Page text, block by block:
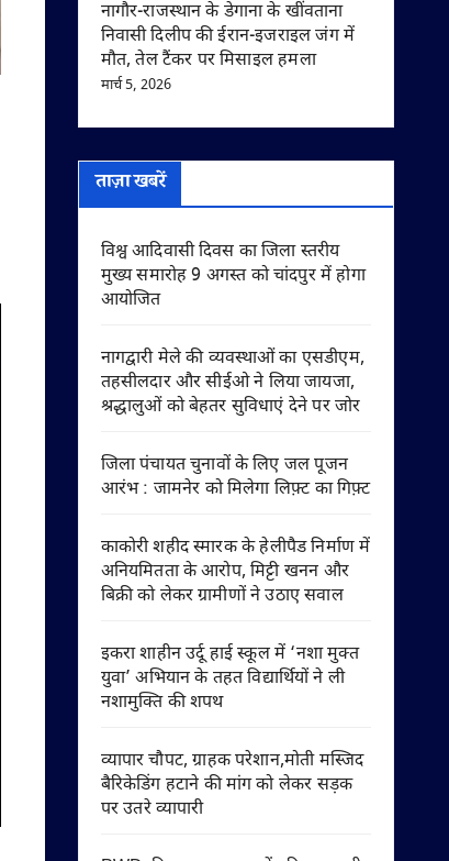
नागौर-राजस्थान के डेगाना के खींवताना
निवासी दिलीप की ईरान-इजराइल जंग में
मौत, तेल टैंकर पर मिसाइल हमला
मार्च 5, 2026
ताज़ा खबरें
विश्व आदिवासी दिवस का जिला स्तरीय
मुख्य समारोह 9 अगस्त को चांदपुर में होगा
आयोजित
नागद्वारी मेले की व्यवस्थाओं का एसडीएम,
तहसीलदार और सीईओ ने लिया जायजा,
श्रद्धालुओं को बेहतर सुविधाएं देने पर जोर
जिला पंचायत चुनावों के लिए जल पूजन
आरंभ : जामनेर को मिलेगा लिफ़्ट का गिफ़्ट
काकोरी शहीद स्मारक के हेलीपैड निर्माण में
अनियमितता के आरोप, मिट्टी खनन और
बिक्री को लेकर ग्रामीणों ने उठाए सवाल
इकरा शाहीन उर्दू हाई स्कूल में ‘नशा मुक्त
युवा’ अभियान के तहत विद्यार्थियों ने ली
नशामुक्ति की शपथ
व्यापार चौपट, ग्राहक परेशान,मोती मस्जिद
बैरिकेडिंग हटाने की मांग को लेकर सड़क
पर उतरे व्यापारी